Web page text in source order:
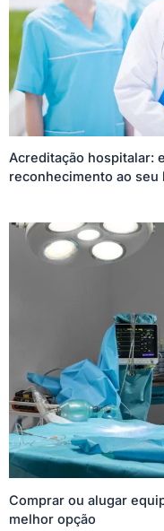
Acreditação hospitalar:
reconhecimento ao seu
Comprar ou alugar
melhor opção